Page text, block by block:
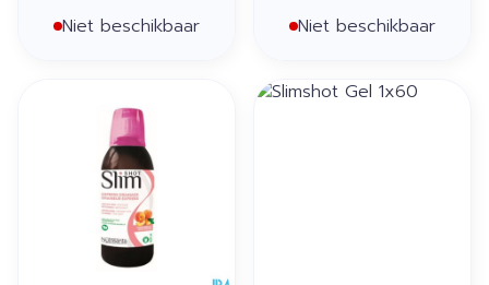
Niet beschikbaar Niet beschikbaar